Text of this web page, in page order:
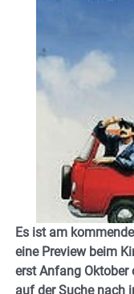
Es ist am
eine Preview beim
erst Anfang Oktober
auf der Suche nach